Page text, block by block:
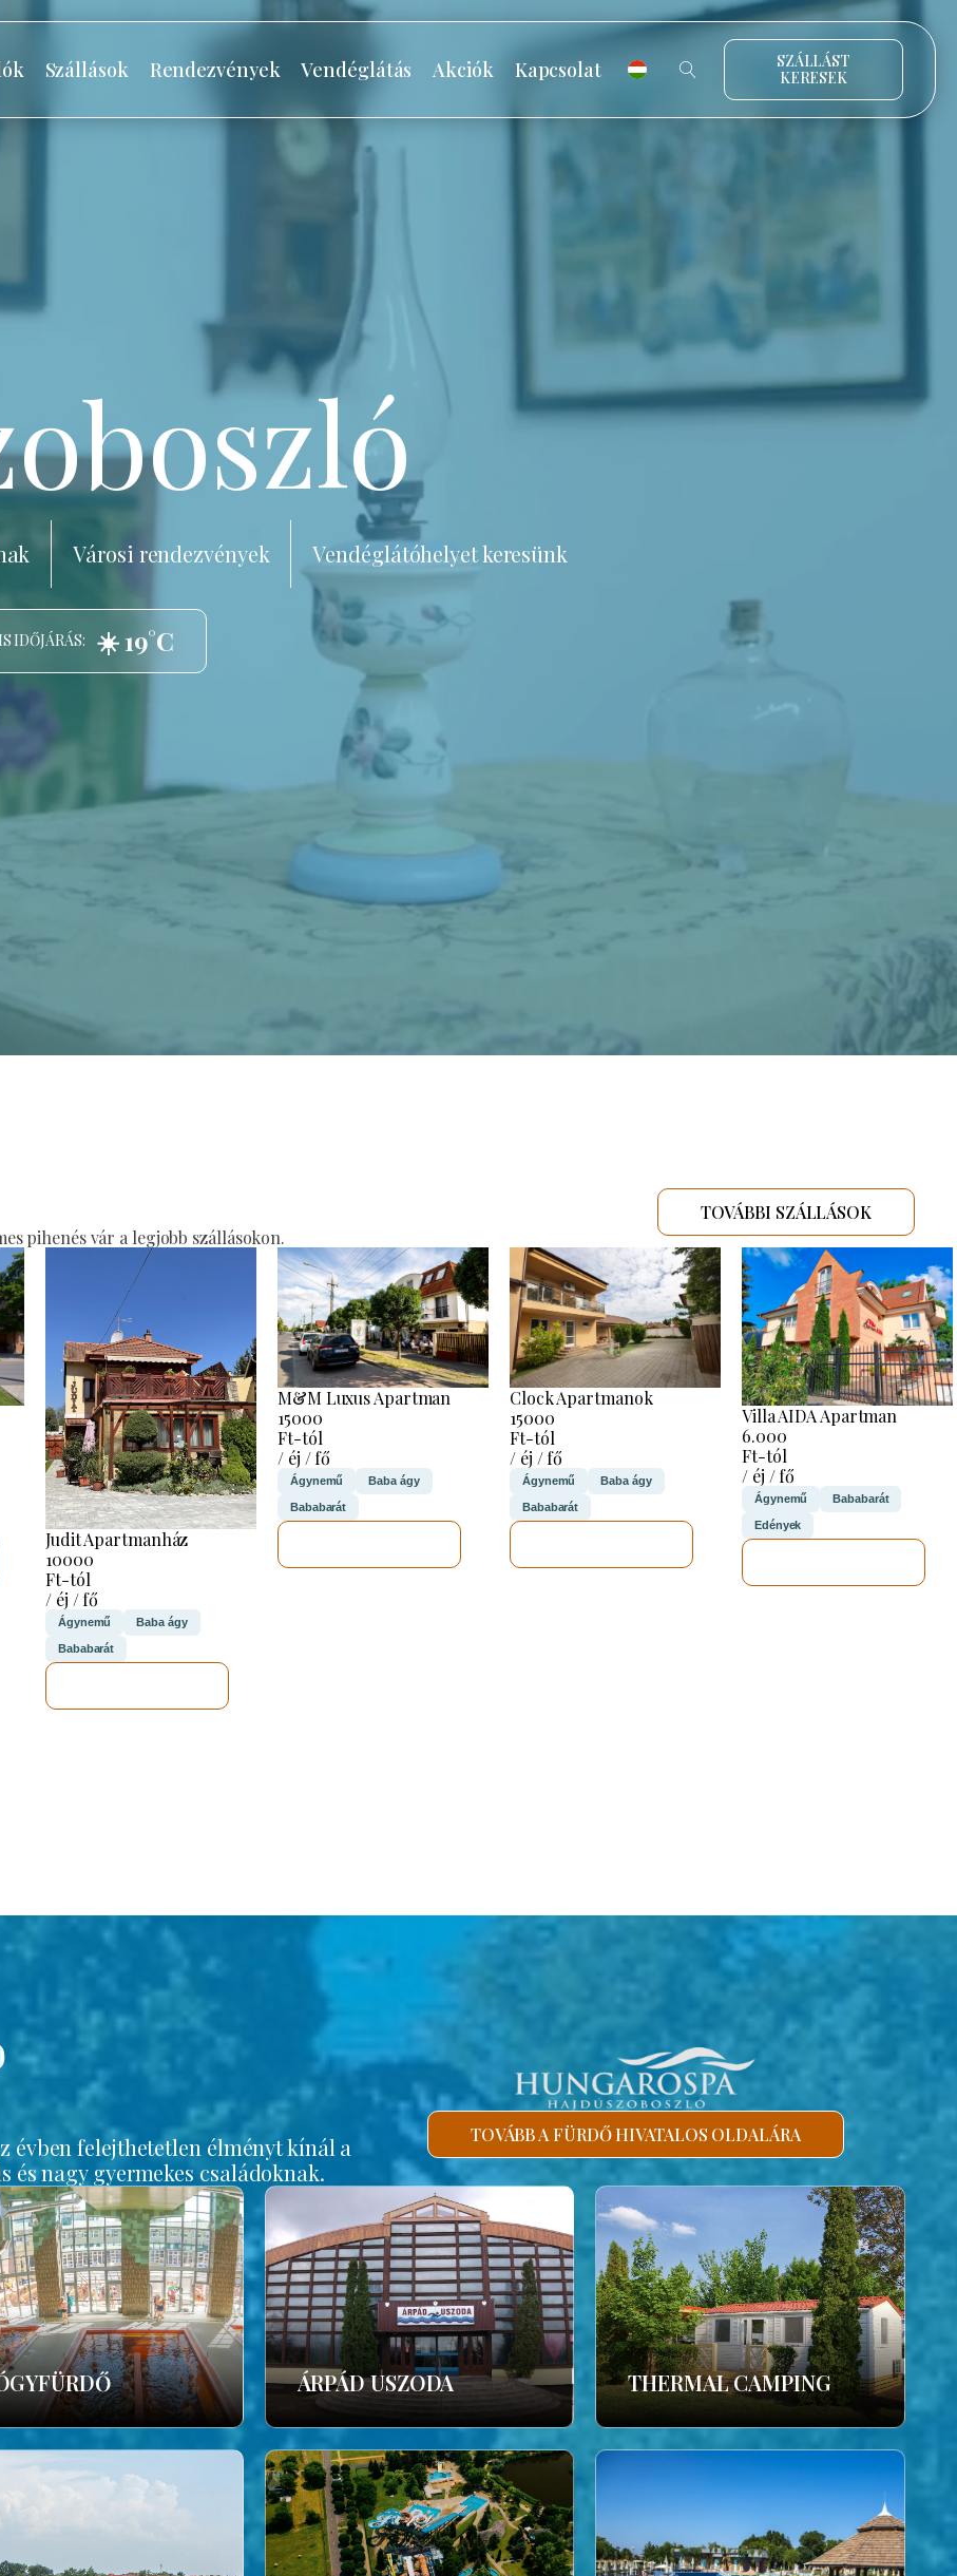
Szállások Rendezvények Vendéglátás Akciók Kapcsolat
SZÁLLÁST
KERESEK
Városi rendezvények Vendéglátóhelyet keresünk
IDŐJÁRÁS: ☀️ 19°C
pihenés vár a legjobb szállásokon.
TOVÁBBI SZÁLLÁSOK
Judit Apartmanház
10000
Ft-tól
/ éj / fő
Ágynemű Baba ágy
Bababarát
M&M Luxus Apartman
15000
Ft-tól
/ éj / fő
Ágynemű Baba ágy
Bababarát
Clock Apartmanok
15000
Ft-tól
/ éj / fő
Ágynemű Baba ágy
Bababarát
Villa AIDA Apartman
6.000
Ft-tól
/ éj / fő
Ágynemű Bababarát
Edények
évben felejthetetlen élményt kínál a
nagy gyermekes családoknak.
TOVÁBB A FÜRDŐ HIVATALOS OLDALÁRA
ÁRPÁD USZODA THERMAL CAMPING